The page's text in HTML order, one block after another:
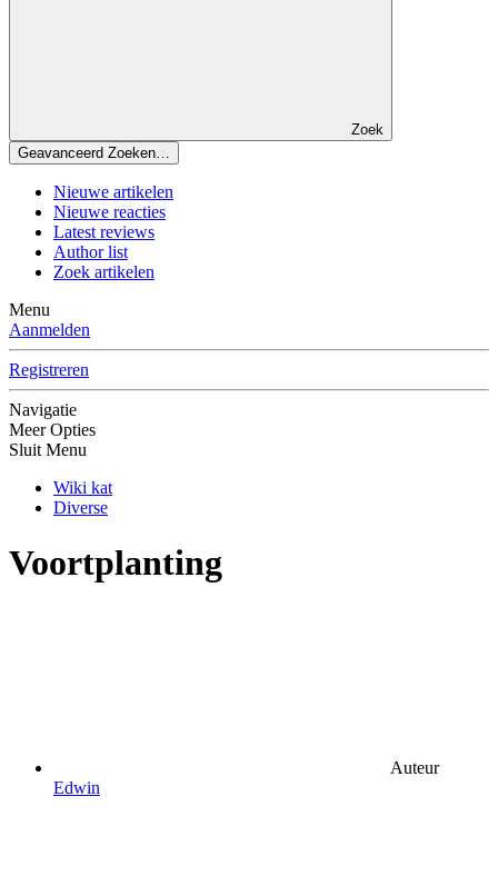
Zoek
Geavanceerd Zoeken…
Nieuwe artikelen
Nieuwe reacties
Latest reviews
Author list
Zoek artikelen
Menu
Aanmelden
Registreren
Navigatie
Meer Opties
Sluit Menu
Wiki kat
Diverse
Voortplanting
Auteur
Edwin